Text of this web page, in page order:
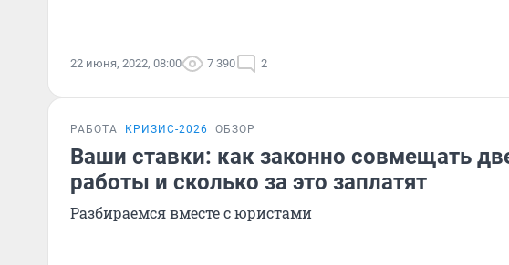
22 июня, 2022, 08:00 7 390 2
РАБОТА КРИЗИС-2026 ОБЗОР
Ваши ставки: как законно совмещать
работы и сколько за это заплатят
Разбираемся вместе с юристами